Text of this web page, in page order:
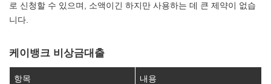
로 신청할 수 있으며, 소액이긴 하지만 사용하는 데 큰 제약이 없습
니다.
케이뱅크 비상금대출
항목 내용